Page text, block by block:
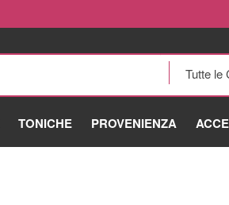
TONICHE PROVENIENZA